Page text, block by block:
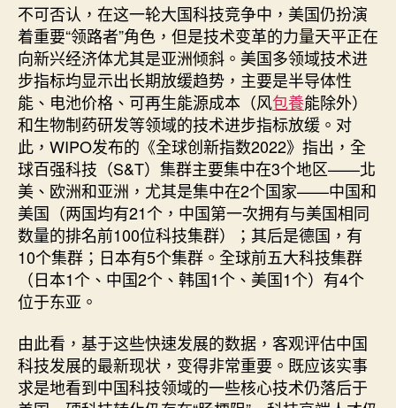
不可否认，在这一轮大国科技竞争中，美国仍扮演
着重要“领路者”角色，但是技术变革的力量天平正在
向新兴经济体尤其是亚洲倾斜。美国多领域技术进
步指标均显示出长期放缓趋势，主要是半导体性
能、电池价格、可再生能源成本（风包養能除外）
和生物制药研发等领域的技术进步指标放缓。对
此，WIPO发布的《全球创新指数2022》指出，全
球百强科技（S&T）集群主要集中在3个地区——北
美、欧洲和亚洲，尤其是集中在2个国家——中国和
美国（两国均有21个，中国第一次拥有与美国相同
数量的排名前100位科技集群）；其后是德国，有
10个集群；日本有5个集群。全球前五大科技集群
（日本1个、中国2个、韩国1个、美国1个）有4个
位于东亚。
由此看，基于这些快速发展的数据，客观评估中国
科技发展的最新现状，变得非常重要。既应该实事
求是地看到中国科技领域的一些核心技术仍落后于